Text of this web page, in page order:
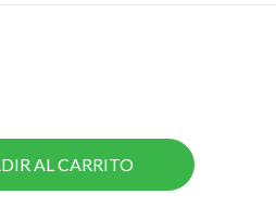
AL CARRITO